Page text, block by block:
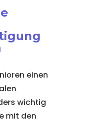
einen
wichtig
mit den